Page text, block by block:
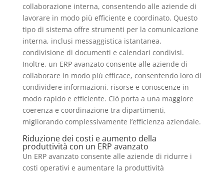
collaborazione interna, consentendo alle aziende di
lavorare in modo più efficiente e coordinato. Questo
tipo di sistema offre strumenti per la comunicazione
interna, inclusi messaggistica istantanea,
condivisione di documenti e calendari condivisi.
Inoltre, un ERP avanzato consente alle aziende di
collaborare in modo più efficace, consentendo loro di
condividere informazioni, risorse e conoscenze in
modo rapido e efficiente. Ciò porta a una maggiore
coerenza e coordinazione tra dipartimenti,
migliorando complessivamente l’efficienza aziendale.
Riduzione dei costi e aumento della
produttività con un ERP avanzato
Un ERP avanzato consente alle aziende di ridurre i
costi operativi e aumentare la produttività